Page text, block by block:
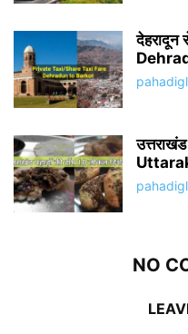
देहरादून
NO